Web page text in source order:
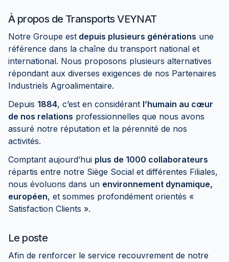
À propos de Transports VEYNAT
Notre Groupe est depuis plusieurs générations une
référence dans la chaîne du transport national et
international. Nous proposons plusieurs alternatives
répondant aux diverses exigences de nos Partenaires
Industriels Agroalimentaire.
Depuis 1884, c’est en considérant l’humain au cœur
de nos relations professionnelles que nous avons
assuré notre réputation et la pérennité de nos
activités.
Comptant aujourd’hui plus de 1000 collaborateurs
répartis entre notre Siège Social et différentes Filiales,
nous évoluons dans un environnement dynamique,
européen, et sommes profondément orientés «
Satisfaction Clients ».
Le poste
Afin de renforcer le service recouvrement de notre